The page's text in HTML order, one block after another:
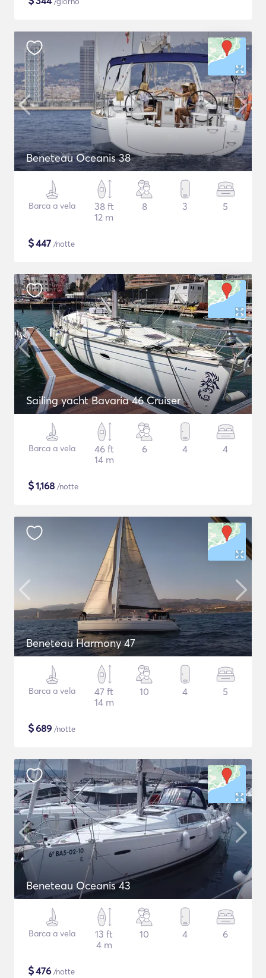
Beneteau Oceanis 38
Barca a vela
38 ft
12 m
8 3 5
$447 /notte
Sailing yacht Bavaria 46 Cruiser
Barca a vela
46 ft
14 m
6 4 4
$1,168 /notte
Beneteau Harmony 47
Barca a vela
47 ft
14 m
10 4 5
$689 /notte
Beneteau Oceanis 43
Barca a vela
13 ft
4 m
10 4 6
$476 /notte